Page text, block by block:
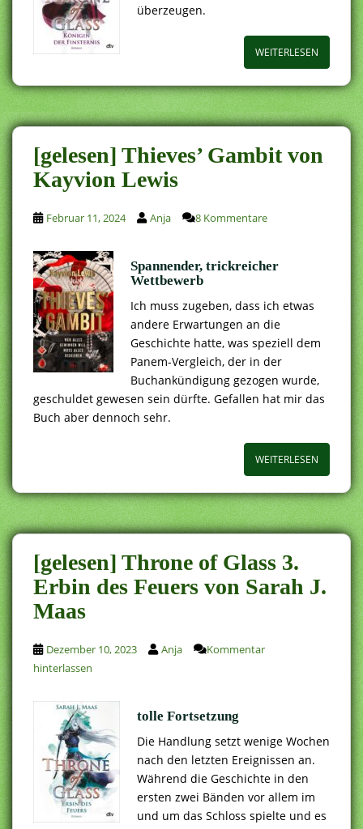
überzeugen.
WEITERLESEN
[gelesen] Thieves’ Gambit von
Kayvion Lewis
Februar 11, 2024 Anja 8 Kommentare
Spannender, trickreicher
Wettbewerb
Ich muss zugeben, dass ich etwas
andere Erwartungen an die
Geschichte hatte, was speziell dem
Panem-Vergleich, der in der
Buchankündigung gezogen wurde,
geschuldet gewesen sein dürfte. Gefallen hat mir das
Buch aber dennoch sehr.
WEITERLESEN
[gelesen] Throne of Glass 3.
Erbin des Feuers von Sarah J.
Maas
Dezember 10, 2023 Anja
Kommentar
hinterlassen
tolle Fortsetzung
Die Handlung setzt wenige Wochen
nach den letzten Ereignissen an.
Während die Geschichte in den
ersten zwei Bänden vor allem im
und um das Schloss spielte und es